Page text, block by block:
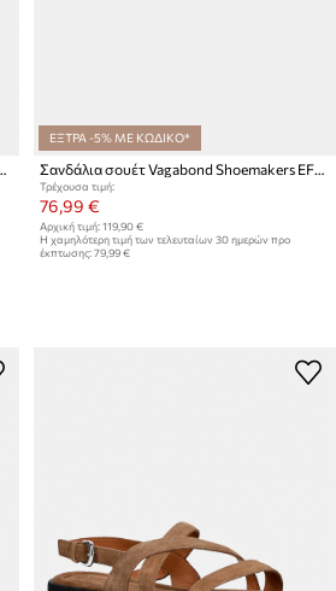
Shoemakers PIPER
ΕΞΤΡΑ -5% ΜΕ ΚΩΔΙΚΟ*
Σανδάλια σουέτ Vagabond Shoemakers EFFIE
Τρέχουσα τιμή:
76,99 €
Αρχική τιμή: 119,90 €
Η χαμηλότερη τιμή των τελευταίων 30 ημερών προ
έκπτωσης: 79,99 €